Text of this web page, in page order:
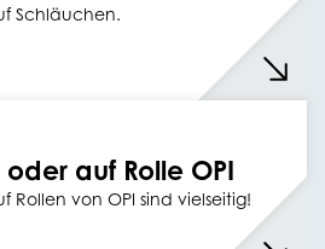
Schläuchen.
auf Rolle OPI
Rollen von OPI sind vielseitig!